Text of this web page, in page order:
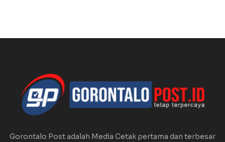
Gorontalo Post adalah Media Cetak pertama dan terbesar